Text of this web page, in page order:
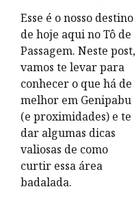
Esse é o nosso destino
de hoje aqui no Tô de
Passagem. Neste post,
vamos te levar para
conhecer o que há de
melhor em Genipabu
(e proximidades) e te
dar algumas dicas
valiosas de como
curtir essa área
badalada.